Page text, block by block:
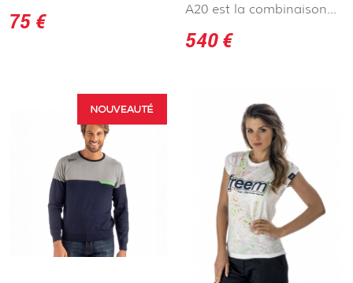
75 €
A20 est la combinaison...
540 €